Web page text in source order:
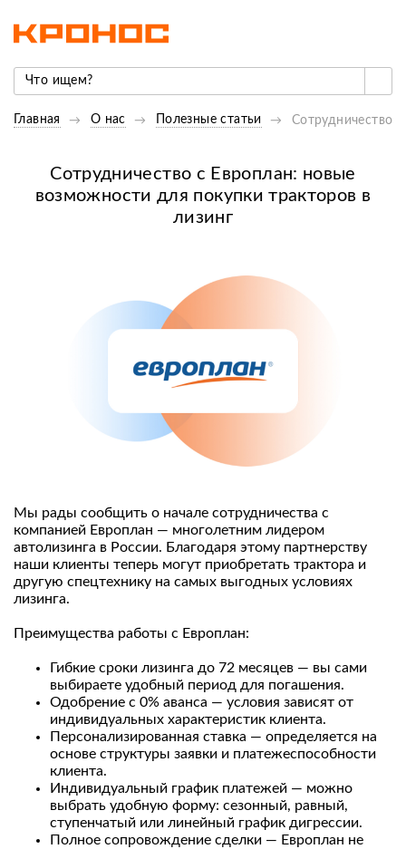
Главная О нас Полезные статьи Сотрудничество
Сотрудничество с Европлан: новые
возможности для покупки тракторов в
лизинг
Мы рады сообщить о начале сотрудничества с
компанией Европлан — многолетним лидером
автолизинга в России. Благодаря этому партнерству
наши клиенты теперь могут приобретать трактора и
другую спецтехнику на самых выгодных условиях
лизинга.
Преимущества работы с Европлан:
Гибкие сроки лизинга до 72 месяцев — вы сами
выбираете удобный период для погашения.
Одобрение с 0% аванса — условия зависят от
индивидуальных характеристик клиента.
Персонализированная ставка — определяется на
основе структуры заявки и платежеспособности
клиента.
Индивидуальный график платежей — можно
выбрать удобную форму: сезонный, равный,
ступенчатый или линейный график дигрессии.
Полное сопровождение сделки — Европлан не